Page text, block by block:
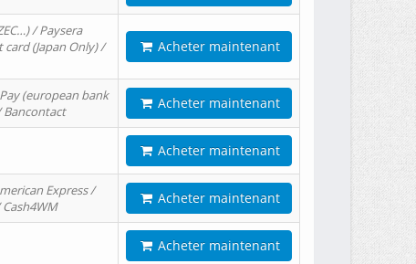
/ Paysera
(Japan Only) /
Acheter maintenant
(european bank
Bancontact
Acheter maintenant
Acheter maintenant
Express /
Acheter maintenant
Acheter maintenant